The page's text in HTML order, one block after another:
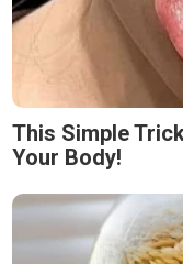
This Simple
Your Body!